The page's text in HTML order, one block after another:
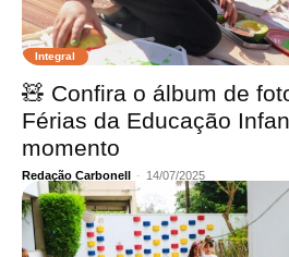
Integral
🧸 Confira o álbum de
Férias da Educação
momento
Redação Carbonell - 14/07/2025